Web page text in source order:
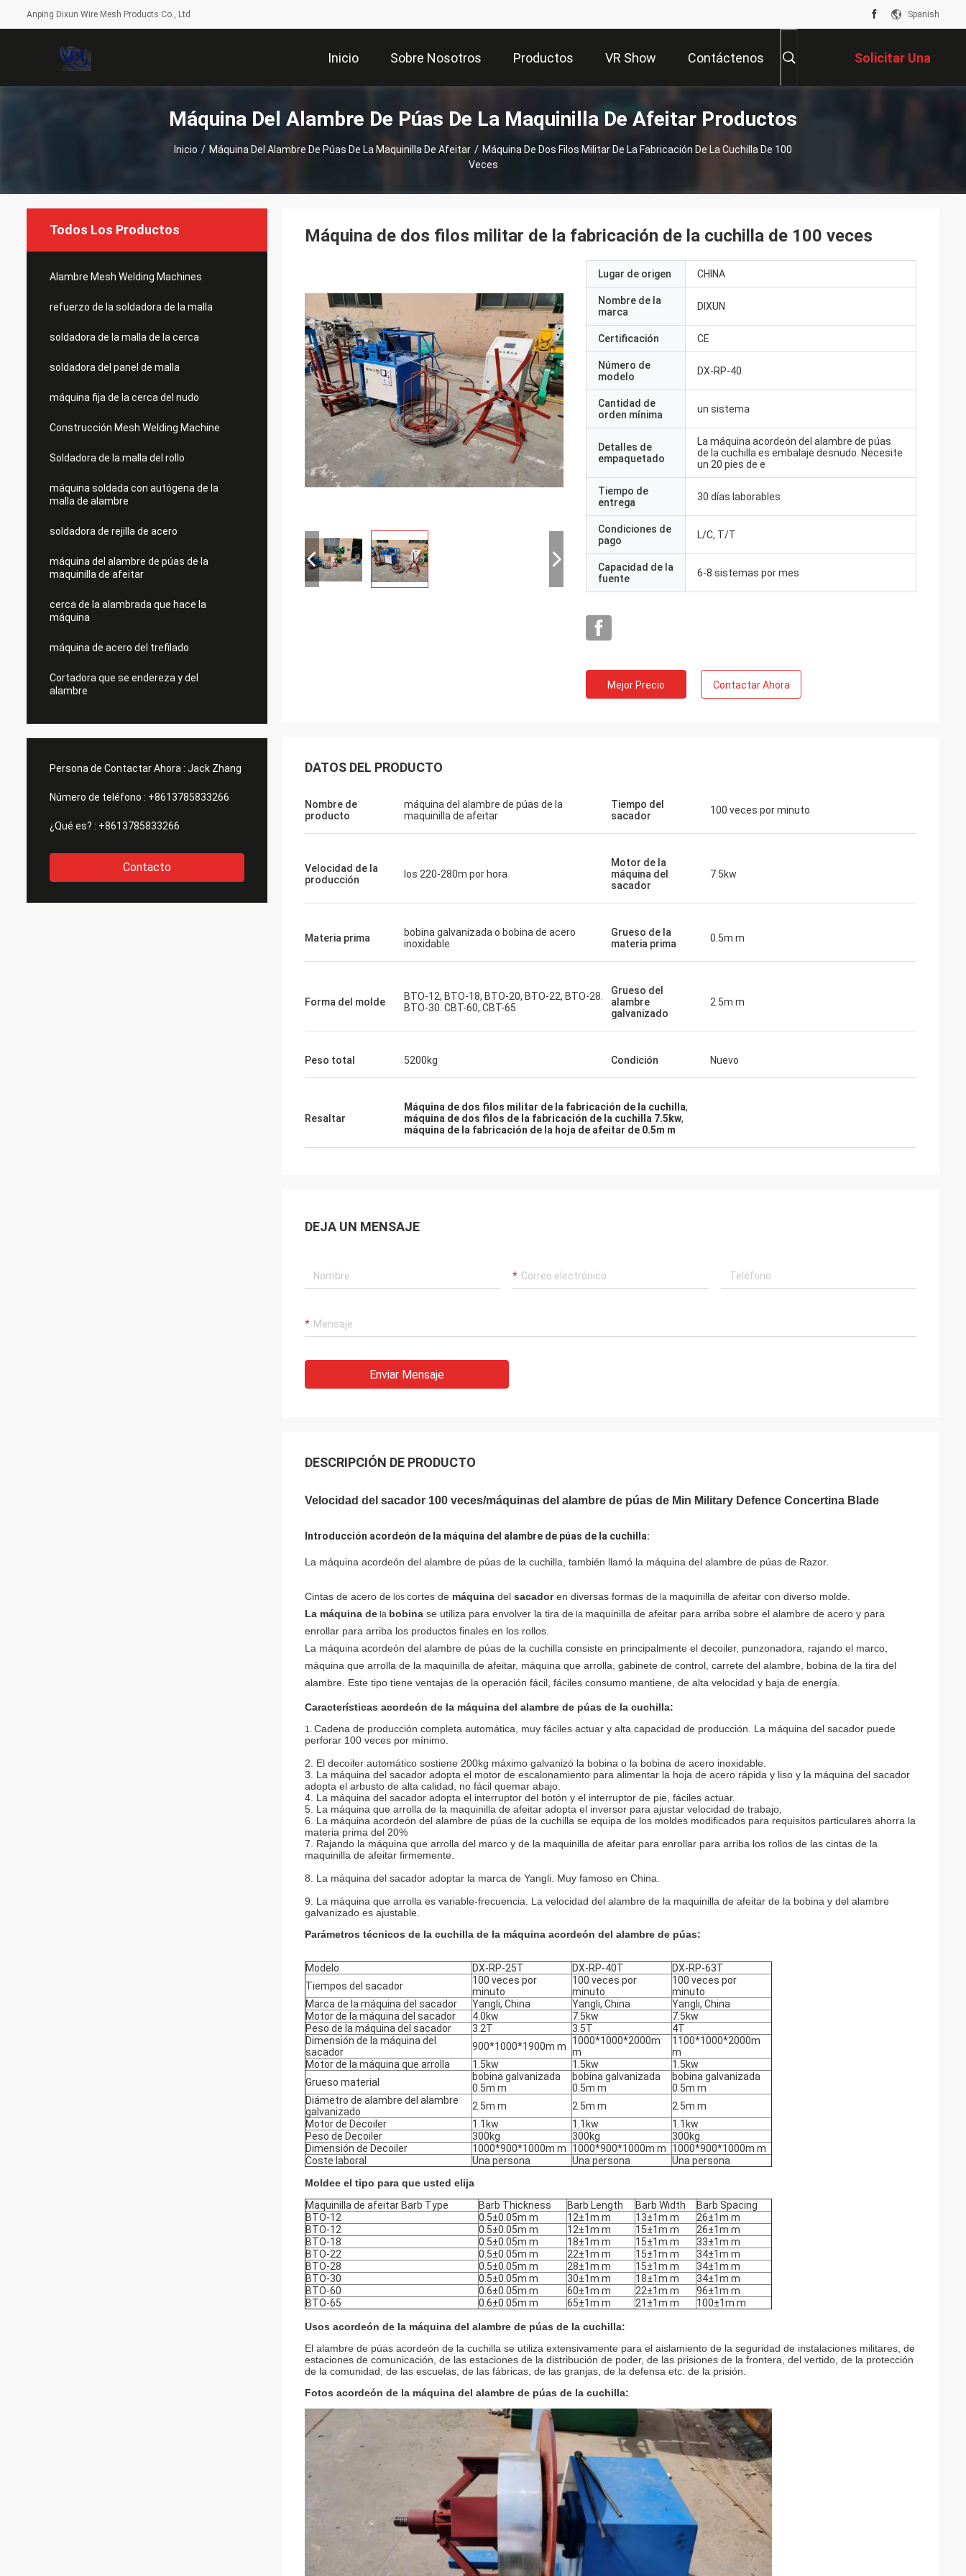
Anping Dixun Wire Mesh Products Co., Ltd Spanish
Inicio Sobre Nosotros Productos VR Show Contáctenos Solicitar Una
Cotización
Máquina Del Alambre De Púas De La Maquinilla De Afeitar Productos
Inicio / Máquina Del Alambre De Púas De La Maquinilla De Afeitar / Máquina De Dos Filos Militar De La Fabricación De La Cuchilla De 100
Veces
Todos Los Productos
Alambre Mesh Welding Machines
refuerzo de la soldadora de la malla
soldadora de la malla de la cerca
soldadora del panel de malla
máquina fija de la cerca del nudo
Construcción Mesh Welding Machine
Soldadora de la malla del rollo
máquina soldada con autógena de la
malla de alambre
soldadora de rejilla de acero
máquina del alambre de púas de la
maquinilla de afeitar
cerca de la alambrada que hace la
máquina
máquina de acero del trefilado
Cortadora que se endereza y del
alambre
Persona de Contactar Ahora : Jack Zhang
Número de teléfono : +8613785833266
¿Qué es? : +8613785833266
Contacto
Máquina de dos filos militar de la fabricación de la cuchilla de 100 veces
Lugar de origen CHINA
Nombre de la
marca
DIXUN
Certificación CE
Número de
modelo
DX-RP-40
Cantidad de
orden mínima
un sistema
Detalles de
empaquetado
La máquina acordeón del alambre de púas
de la cuchilla es embalaje desnudo. Necesite
un 20 pies de e
Tiempo de
entrega
30 días laborables
Condiciones de
pago
L/C, T/T
Capacidad de la
fuente
6-8 sistemas por mes
Mejor Precio Contactar Ahora
DATOS DEL PRODUCTO
Nombre de
producto
máquina del alambre de púas de la
maquinilla de afeitar
Tiempo del
sacador
100 veces por minuto
Velocidad de la
producción
los 220-280m por hora
Motor de la
máquina del
sacador
7.5kw
Materia prima
bobina galvanizada o bobina de acero
inoxidable
Grueso de la
materia prima
0.5m m
Forma del molde
BTO-12, BTO-18, BTO-20, BTO-22, BTO-28.
BTO-30. CBT-60, CBT-65
Grueso del
alambre
galvanizado
2.5m m
Peso total 5200kg Condición Nuevo
Resaltar
Máquina de dos filos militar de la fabricación de la cuchilla,
máquina de dos filos de la fabricación de la cuchilla 7.5kw,
máquina de la fabricación de la hoja de afeitar de 0.5m m
DEJA UN MENSAJE
Enviar Mensaje
DESCRIPCIÓN DE PRODUCTO
Velocidad del sacador 100 veces/máquinas del alambre de púas de Min Military Defence Concertina Blade
Introducción acordeón de la máquina del alambre de púas de la cuchilla:
La máquina acordeón del alambre de púas de la cuchilla, también llamó la máquina del alambre de púas de Razor.
Cintas de acero de los cortes de máquina del sacadoren diversas formas de la maquinilla de afeitar con diverso molde.
La máquina de la bobina se utiliza para envolver la tira de la maquinilla de afeitar para arriba sobre el alambre de acero y para
enrollar para arriba los productos finales en los rollos.
La máquina acordeón del alambre de púas de la cuchilla consiste en principalmente el decoiler, punzonadora, rajando el marco,
máquina que arrolla de la maquinilla de afeitar, máquina que arrolla, gabinete de control, carrete del alambre, bobina de la tira del
alambre. Este tipo tiene ventajas de la operación fácil, fáciles consumo mantiene, de alta velocidad y baja de energía.
Características acordeón de la máquina del alambre de púas de la cuchilla:
1. Cadena de producción completa automática, muy fáciles actuar y alta capacidad de producción. La máquina del sacador puede
perforar 100 veces por mínimo.
2. El decoiler automático sostiene 200kg máximo galvanizó la bobina o la bobina de acero inoxidable.
3. La máquina del sacador adopta el motor de escalonamiento para alimentar la hoja de acero rápida y liso y la máquina del sacador
adopta el arbusto de alta calidad, no fácil quemar abajo.
4. La máquina del sacador adopta el interruptor del botón y el interruptor de pie, fáciles actuar.
5. La máquina que arrolla de la maquinilla de afeitar adopta el inversor para ajustar velocidad de trabajo,
6. La máquina acordeón del alambre de púas de la cuchilla se equipa de los moldes modificados para requisitos particulares ahorra la
materia prima del 20%
7. Rajando la máquina que arrolla del marco y de la maquinilla de afeitar para enrollar para arriba los rollos de las cintas de la
maquinilla de afeitar firmemente.
8. La máquina del sacador adoptar la marca de Yangli. Muy famoso en China.
9. La máquina que arrolla es variable-frecuencia. La velocidad del alambre de la maquinilla de afeitar de la bobina y del alambre
galvanizado es ajustable.
Parámetros técnicos de la cuchilla de la máquina acordeón del alambre de púas:
Modelo DX-RP-25T DX-RP-40T
DX-RP-63T
Tiempos del sacador
100 veces por
minuto
100 veces por
minuto
100 veces por
minuto
Marca de la máquina del sacador
Yangli, China Yangli, China
Yangli, China
Motor de la máquina del sacador
4.0kw 7.5kw
7.5kw
Peso de la máquina del sacador
3.2T 3.5T
4T
Dimensión de la máquina del
sacador
900*1000*1900m m
1000*1000*2000m
m
1100*1000*2000m
m
Motor de la máquina que arrolla
1.5kw 1.5kw
1.5kw
Grueso material
bobina galvanizada
0.5m m
bobina galvanizada
0.5m m
bobina galvanizada
0.5m m
Diámetro de alambre del alambre
galvanizado
2.5m m 2.5m m
2.5m m
Motor de Decoiler
1.1kw 1.1kw
1.1kw
Peso de Decoiler
300kg 300kg
300kg
Dimensión de Decoiler
1000*900*1000m m 1000*900*1000m m
1000*900*1000m m
Coste laboral
Una persona Una persona
Una persona
Moldee el tipo para que usted elija
Maquinilla de afeitar Barb Type
Barb Thickness Barb Length Barb Width
Barb Spacing
BTO-12
0.5±0.05m m 12±1m m 13±1m m
26±1m m
BTO-12
0.5±0.05m m 12±1m m 15±1m m
26±1m m
BTO-18
0.5±0.05m m 18±1m m 15±1m m
33±1m m
BTO-22
0.5±0.05m m 22±1m m 15±1m m
34±1m m
BTO-28
0.5±0.05m m 28±1m m 15±1m m
34±1m m
BTO-30
0.5±0.05m m 30±1m m 18±1m m
34±1m m
BTO-60
0.6±0.05m m 60±1m m 22±1m m
96±1m m
BTO-65
0.6±0.05m m 65±1m m 21±1m m 100±1m m
Usos acordeón de la máquina del alambre de púas de la cuchilla:
El alambre de púas acordeón de la cuchilla se utiliza extensivamente para el aislamiento de la seguridad de instalaciones militares, de
estaciones de comunicación, de las estaciones de la distribución de poder, de las prisiones de la frontera, del vertido, de la protección
de la comunidad, de las escuelas, de las fábricas, de las granjas, de la defensa etc. de la prisión.
Fotos acordeón de la máquina del alambre de púas de la cuchilla: